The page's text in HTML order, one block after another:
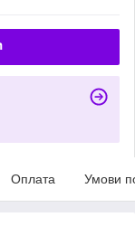
Оплата Умови